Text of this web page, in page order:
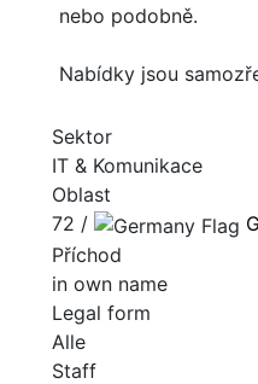
nebo podobně.
Nabídky jsou
Sektor
IT & Komunikace
Oblast
72 /
Příchod
in own name
Legal form
Alle
Staff